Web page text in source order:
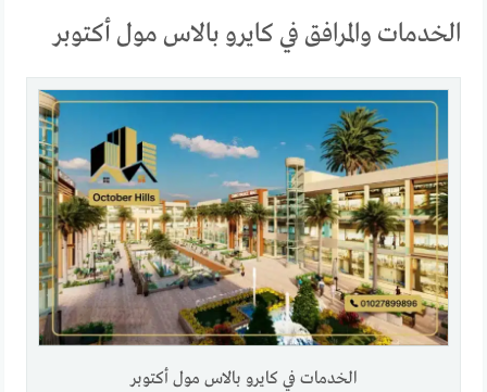
الخدمات والمرافق في كايرو بالاس مول أكتوبر
الخدمات في كايرو بالاس مول أكتوبر